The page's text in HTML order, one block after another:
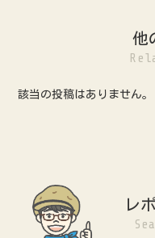
他
該当の投稿はありません。
レ